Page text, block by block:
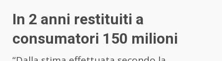
In 2 anni restituiti a
consumatori 150 milioni